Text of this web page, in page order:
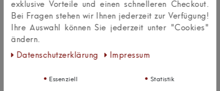
5
0
0
3
2
0
exklusive Vorteile und einen schnelleren Checkout.
Bei Fragen stehen wir Ihnen jederzeit zur Verfügung!
Ihre Auswahl können Sie jederzeit unter "Cookies"
ändern.
Daten­schutz­erklärung
Impressum
Essenziell Statistik